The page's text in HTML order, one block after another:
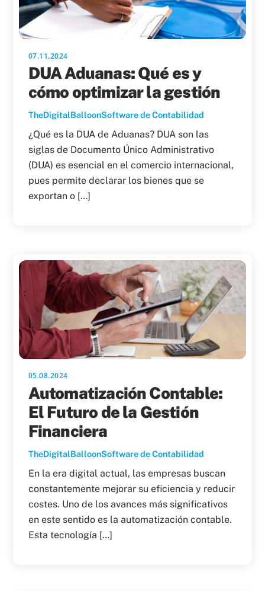
07.11.2024
DUA Aduanas: Qué es y
cómo optimizar la gestión
TheDigitalBalloonSoftware de Contabilidad
¿Qué es la DUA de Aduanas? DUA son las
siglas de Documento Único Administrativo
(DUA) es esencial en el comercio internacional,
pues permite declarar los bienes que se
exportan o […]
05.08.2024
Automatización Contable:
El Futuro de la Gestión
Financiera
TheDigitalBalloonSoftware de Contabilidad
En la era digital actual, las empresas buscan
constantemente mejorar su eficiencia y reducir
costes. Uno de los avances más significativos
en este sentido es la automatización contable.
Esta tecnología […]